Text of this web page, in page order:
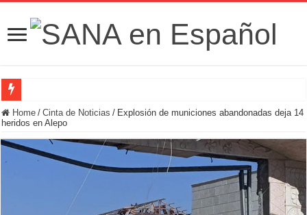
Fuerzas de Seguridad hallan fosa común con nueve cadáveres en la zona rural
Home / Cinta de Noticias / Explosión de municiones abandonadas deja 14
heridos en Alepo